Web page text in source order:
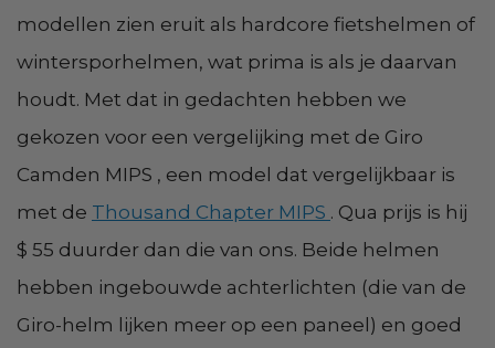
modellen zien eruit als hardcore fietshelmen of
wintersporhelmen, wat prima is als je daarvan
houdt. Met dat in gedachten hebben we
gekozen voor een vergelijking met de Giro
Camden MIPS , een model dat vergelijkbaar is
met de Thousand Chapter MIPS . Qua prijs is hij
$ 55 duurder dan die van ons. Beide helmen
hebben ingebouwde achterlichten (die van de
Giro-helm lijken meer op een paneel) en goed